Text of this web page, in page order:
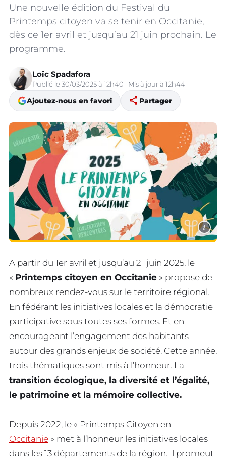
Une nouvelle édition du Festival du
Printemps citoyen va se tenir en Occitanie,
dès ce 1er avril et jusqu’au 21 juin prochain. Le
programme.
Loïc Spadafora
Publié le 30/03/2025 à 12h40 · Mis à jour à 12h44
Ajoutez-nous en favori share Partager
i
A partir du 1er avril et jusqu’au 21 juin 2025, le
« Printemps citoyen en Occitanie » propose de
nombreux rendez-vous sur le territoire régional.
En fédérant les initiatives locales et la démocratie
participative sous toutes ses formes. Et en
encourageant l’engagement des habitants
autour des grands enjeux de société. Cette année,
trois thématiques sont mis à l’honneur. La
transition écologique, la diversité et l’égalité,
le patrimoine et la mémoire collective.
Depuis 2022, le « Printemps Citoyen en
Occitanie » met à l’honneur les initiatives locales
dans les 13 départements de la région. Il promeut